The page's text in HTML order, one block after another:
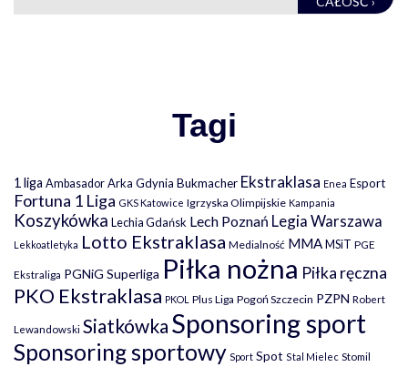
Tagi
1 liga Ambasador Arka Gdynia Bukmacher Ekstraklasa Enea Esport
Fortuna 1 Liga GKS Katowice Igrzyska Olimpijskie Kampania
Koszykówka Lechia Gdańsk Lech Poznań Legia Warszawa
Lekkoatletyka Lotto Ekstraklasa Medialność MMAMSiT PGE
Ekstraliga PGNiG Superliga Piłka nożna Piłka ręczna
PKO Ekstraklasa PKOL Plus Liga Pogoń Szczecin PZPN Robert
Lewandowski Siatkówka Sponsoring sport
Sponsoring sportowy Sport Spot Stal Mielec Stomil